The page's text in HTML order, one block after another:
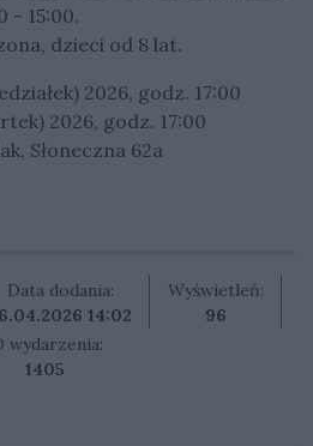
- 15:00.
dzieci od 8 lat.
2026, godz. 17:00
2026, godz. 17:00
Słoneczna 62a
Data dodania:
14:02
Wyświetleń:
96
wydarzenia:
1405